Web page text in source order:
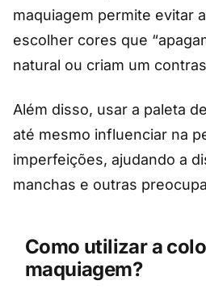
maquiagem permite evitar
escolher cores que
natural ou criam um
Além disso, usar a paleta
até mesmo influenciar na
imperfeições, ajudando a
manchas e outras
Como utilizar a
maquiagem?